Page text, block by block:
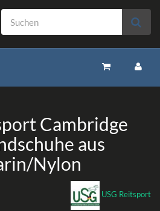
Cambridge
aus
Nylon
USG Reitsport